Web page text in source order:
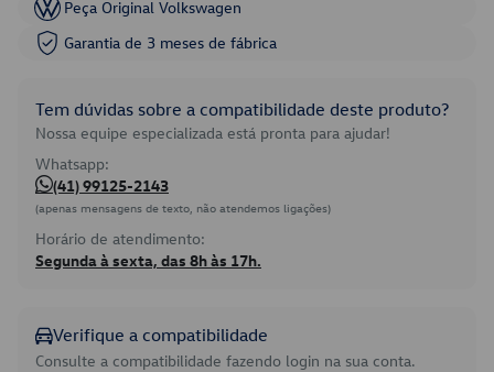
Peça Original Volkswagen
Garantia de 3 meses de fábrica
Tem dúvidas sobre a compatibilidade deste produto?
Nossa equipe especializada está pronta para ajudar!
Whatsapp:
(41) 99125-2143
(apenas mensagens de texto, não atendemos ligações)
Horário de atendimento:
Segunda à sexta, das 8h às 17h.
Verifique a compatibilidade
Consulte a compatibilidade fazendo login na sua conta.